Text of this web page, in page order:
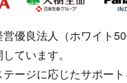
営優良法人（ホワイト
ています。
ージに応じたサポー